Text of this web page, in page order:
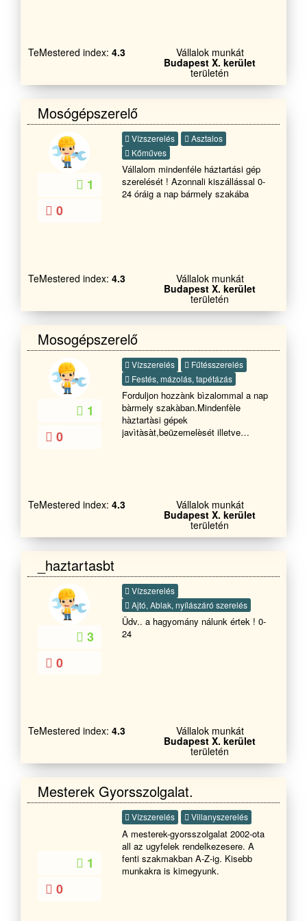
TeMestered index: 4.3 Vállalok munkát
Budapest X. kerület
területén
Mosógépszerelő
1
0
Vízszerelés
Asztalos
Kőműves
Vállalom mindenféle háztartási gép
szerelését ! Azonnali kiszállással 0-
24 óráig a nap bármely szakába
TeMestered index: 4.3 Vállalok munkát
Budapest X. kerület
területén
Mosogépszerelő
1
0
Vízszerelés
Fűtésszerelés
Festés, mázolás, tapétázás
Forduljon hozzànk bìzalommal a nap
bàrmely szakàban.Mindenfèle
hàztartàsi gépek
javìtàsàt,beüzemelèsét illetve
TeMestered index: 4.3 Vállalok munkát
Budapest X. kerület
területén
_haztartasbt
3
0
Vízszerelés
Ajtó, Ablak, nyílászáró szerelés
Üdv.. a hagyomány nálunk értek ! 0-
24
TeMestered index: 4.3 Vállalok munkát
Budapest X. kerület
területén
Mesterek Gyorsszolgalat.
1
0
Vízszerelés Villanyszerelés
A mesterek-gyorsszolgalat 2002-ota
all az ugyfelek rendelkezesere. A
fenti szakmakban A-Z-ig. Kisebb
munkakra is kimegyunk.